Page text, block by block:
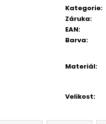
Kategorie:
Záruka:
EAN:
Barva:
Materiál:
Velikost: